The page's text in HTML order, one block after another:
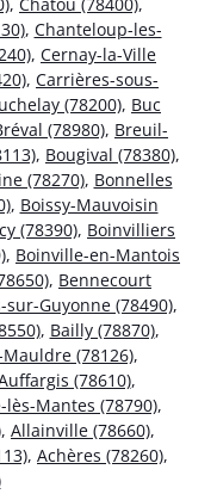
, Chatou (78400),
, Chanteloup-les-
, Cernay-la-Ville
, Carrières-sous-
(78200), Buc
(78980), Breuil-
, Bougival (78380),
(78270), Bonnelles
, Boissy-Mauvoisin
(78390), Boinvilliers
, Boinville-en-Mantois
, Bennecourt
sur-Guyonne (78490),
, Bailly (78870),
(78126),
(78610),
Mantes (78790),
, Allainville (78660),
, Achères (78260),